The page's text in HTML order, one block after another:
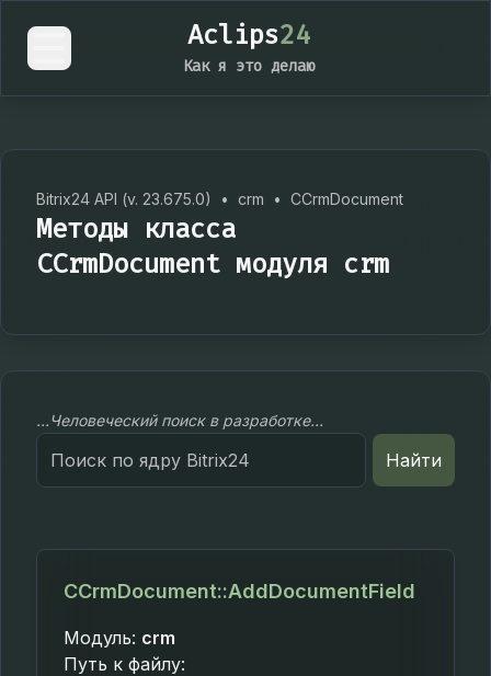
Aclips24
Как я это делаю
Bitrix24 API (v. 23.675.0) • crm • CCrmDocument
Методы класса
CCrmDocument модуля crm
...Человеческий поиск в разработке...
Search
for:
Найти
CCrmDocument::AddDocumentField
Модуль: crm
Путь к файлу: